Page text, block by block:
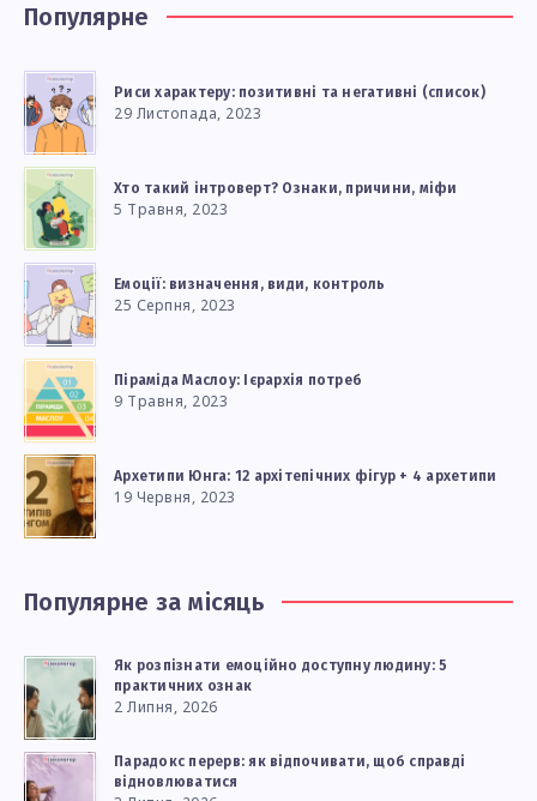
Популярне
Риси характеру: позитивні та негативні (список)
29 Листопада, 2023
Хто такий інтроверт? Ознаки, причини, міфи
5 Травня, 2023
Емоції: визначення, види, контроль
25 Серпня, 2023
Піраміда Маслоу: Ієрархія потреб
9 Травня, 2023
Архетипи Юнга: 12 архітепічних фігур + 4 архетипи
19 Червня, 2023
Популярне за місяць
Як розпізнати емоційно доступну людину: 5
практичних ознак
2 Липня, 2026
Парадокс перерв: як відпочивати, щоб справді
відновлюватися